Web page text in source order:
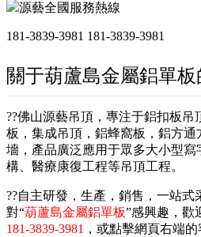
源藝全國服務熱線
181-3839-3981 181-3839-3981
關于葫蘆島金屬鋁單
??佛山源藝吊頂，專注于鋁扣板吊
板，集成吊頂，鋁蜂窩板，鋁方
墻，產品廣泛應用于眾多大小型
構、醫療康復工程等吊頂工程。
??自主研發，生產，銷售，一站式
對“葫蘆島金屬鋁單板”感興趣，歡
181-3839-3981 ，或點擊網頁右端